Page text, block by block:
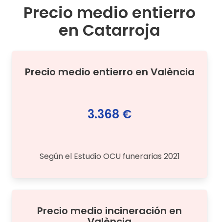
Precio medio entierro
en Catarroja
Precio medio entierro en València
3.368 €
Según el Estudio OCU funerarias 2021
Precio medio incineración en